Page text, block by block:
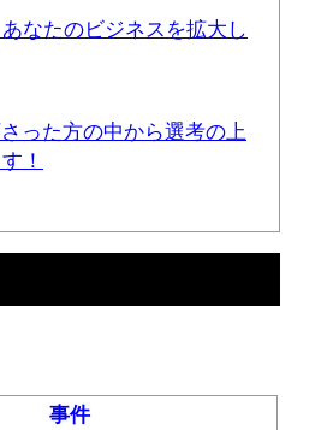
なたのビジネスを拡大し
った方の中から選考の上
！
事件